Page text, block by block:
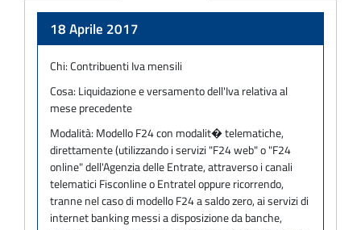
18 Aprile 2017
Chi:Contribuenti Iva mensili
Cosa: Liquidazione e versamento dell'Iva relativa al
mese precedente
Modalità: Modello F24 con modalit� telematiche,
direttamente (utilizzando i servizi "F24 web" o "F24
online" dell'Agenzia delle Entrate, attraverso i canali
telematici Fisconline o Entratel oppure ricorrendo,
tranne nel caso di modello F24 a saldo zero, ai servizi di
internet banking messi a disposizione da banche,